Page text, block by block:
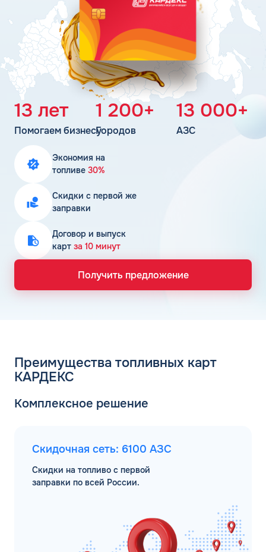
Карта АЗС
Получить консультацию
13 лет
Помогаем бизнесу
1 200+
Городов
13 000+
АЗС
Экономия на
топливе 30%
Скидки с первой же
заправки
Договор и выпуск
карт за 10 минут
Получить предложение
Преимущества топливных карт
КАРДЕКС
Комплексное решение
Скидочная сеть: 6100 АЗС
Скидки на топливо с первой
заправки по всей России.